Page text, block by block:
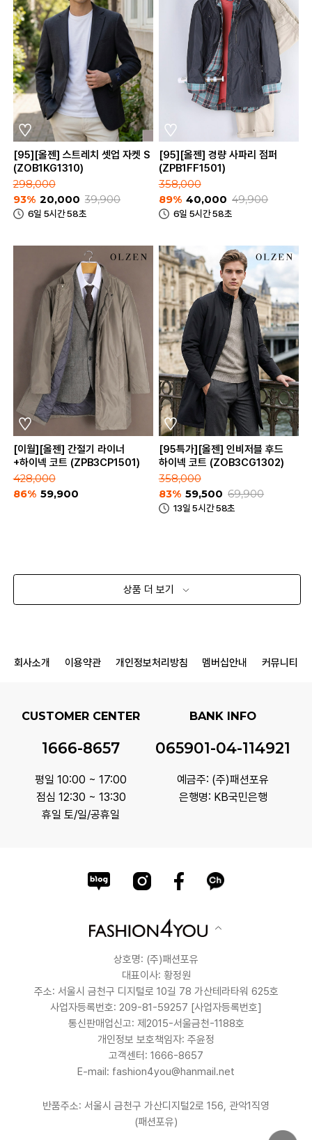
[95][올젠] 스트레치 셋업 자켓 S
(ZOB1KG1310)
298,000
93% 20,000 39,900
6일 5시간 58초
[95][올젠] 경량 사파리 점퍼
(ZPB1FF1501)
358,000
89% 40,000 49,900
6일 5시간 58초
[이월][올젠] 간절기 라이너
+하이넥 코트 (ZPB3CP1501)
428,000
86% 59,900
[95특가][올젠] 인비저블 후드
하이넥 코트 (ZOB3CG1302)
358,000
83% 59,500 69,900
13일 5시간 58초
상품 더 보기
회사소개 이용약관 개인정보처리방침 멤버십안내 커뮤니티
CUSTOMER CENTER
1666-8657
평일 10:00 ~ 17:00
점심 12:30 ~ 13:30
휴일 토/일/공휴일
BANK INFO
065901-04-114921
예금주: (주)패션포유
은행명: KB국민은행
상호명: (주)패션포유
대표이사: 황정원
주소: 서울시 금천구 디지털로 10길 78 가산테라타워 625호
사업자등록번호: 209-81-59257 [사업자등록번호]
통신판매업신고: 제2015-서울금천-1188호
개인정보 보호책임자: 주윤정
고객센터: 1666-8657
E-mail: fashion4you@hanmail.net
반품주소: 서울시 금천구 가산디지털2로 156, 관악1직영
(패션포유)